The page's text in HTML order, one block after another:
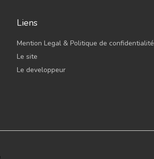
Liens
Mention Legal & Politique de confidentialité
Le site
Le developpeur